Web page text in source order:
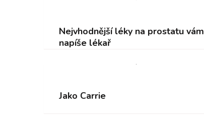
Nejvhodnější léky na prostatu vám
napíše lékař
Jako Carrie